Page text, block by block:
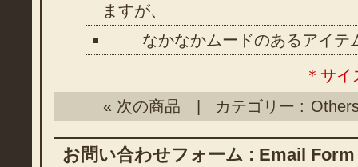
ますが、
なかなかムードのあるアイテ
＊サ
« 次の商品
| カテゴリー :
お問い合わせフォーム : Email Form